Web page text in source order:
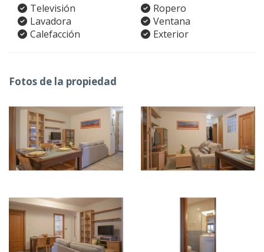
Televisión
Ropero
Lavadora
Ventana
Calefacción
Exterior
Fotos de la propiedad